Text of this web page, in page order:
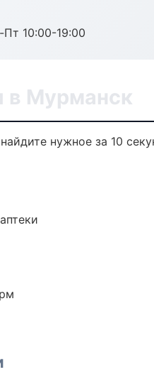
10:00-19:00
в Мурманск
нужное за 10